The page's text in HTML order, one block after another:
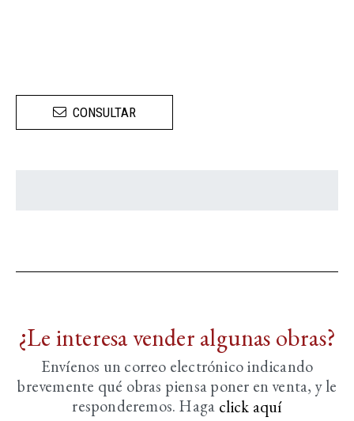
CONSULTAR
¿Le interesa vender algunas obras?
Envíenos un correo electrónico indicando
brevemente qué obras piensa poner en venta, y le
responderemos. Haga click aquí­